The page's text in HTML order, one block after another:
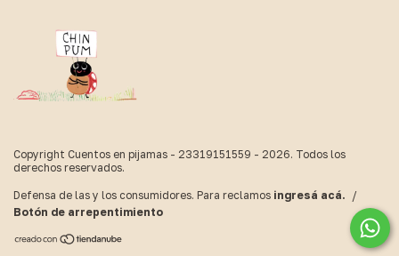
Copyright Cuentos en pijamas - 23319151559 - 2026. Todos los
derechos reservados.
Defensa de las y los consumidores. Para reclamos ingresá acá.
/
Botón de arrepentimiento